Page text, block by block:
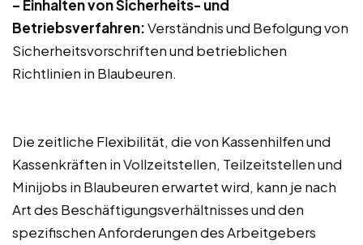
– Einhalten von Sicherheits- und
Betriebsverfahren:Verständnis und Befolgung von
Sicherheitsvorschriften und betrieblichen
Richtlinien in Blaubeuren.
Die zeitliche Flexibilität, die von Kassenhilfen und
Kassenkräften in Vollzeitstellen, Teilzeitstellen und
Minijobs in Blaubeuren erwartet wird, kann je nach
Art des Beschäftigungsverhältnisses und den
spezifischen Anforderungen des Arbeitgebers